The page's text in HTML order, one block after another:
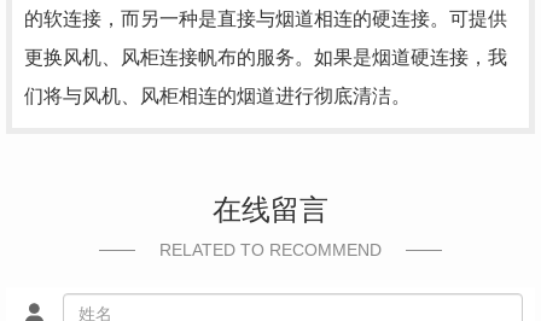
的软连接，而另一种是直接与烟道相连的硬连接。可提供
更换风机、风柜连接帆布的服务。如果是烟道硬连接，我
们将与风机、风柜相连的烟道进行彻底清洁。
在线留言
RELATED TO RECOMMEND